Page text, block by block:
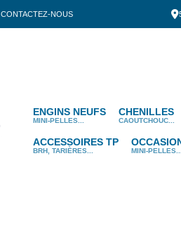
CONTACTEZ-NOUS
ENGINS NEUFS
MINI-PELLES...
CHENILLES
CAOUTCHOUC...
ACCESSOIRES TP
BRH, TARIÈRES... MINI-PELLES...